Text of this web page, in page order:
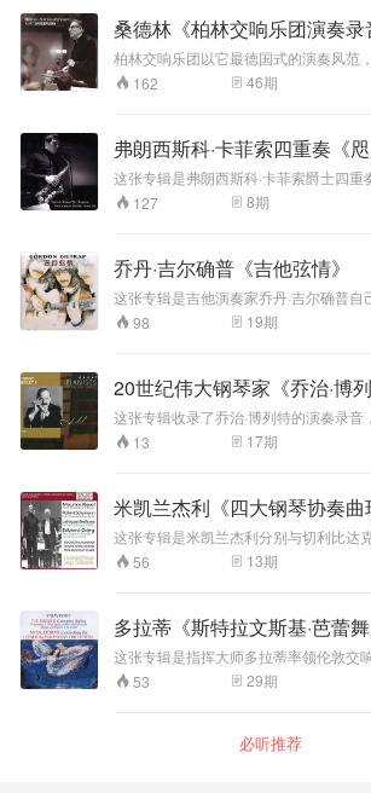
背。蒂博·考文才华横溢、年少有为，同
严肃清醒地做出正确的作品解读。蒂博·
此的得心应手，凭借出人意料的成熟度
证明了自己，一位技艺精湛的表演大师，
文的音乐无拘无束，饱满的情感和对生活
充盈其中，他对维瓦尔第作品的诠释尤
细腻、独到。
模拟母带均以24位/96kHz的技术加以数
处理，效果更胜以往，是回味当代名演的
择。 在这套合辑中，安娜·莫芙与多位歌手合作，
包含上个世代的男高音代表人物史帝法诺
吉与克劳斯。参与的指挥更包括莱布维兹
歌唱家，出生于宾夕法尼亚州，有意大
1950-60年代活跃于乐坛，因其歌声与
欢迎。好莱坞曾有意请她拍电影，但因
让她当修女而拒绝。1955年获得奖学金
斯塔夫》与《梦游女》的女主角，结果吸
扬，邀请她到萨尔兹堡音乐节合作《法
以及此剧的唱片录音。而卡拉丝演唱的
亚人》，也指定由她唱对手角色穆赛塔。
歌剧院首演《茶花女》之薇奥丽塔一角大
功，并因此与剧团展开长期合作，而当
退休时，也是选择此角色告别舞台。
年之间，在意大利当地的电视台担任主播
芙的歌声柔和恬淡、用情真挚、细腻而温
于乐曲中的抒情性控制得宜，由内而外
雅高贵的气息。与戏剧性的作品相比，
演唱抒情的作品。莫芙的嗓音低沉丰满、
线条明晰匀称。虽然音量不大，但音色
她敏捷的花腔技术使她能胜任露契亚这样
度唱段。她与男高图克和男中音梅里尔
的《茶花女》以她赋予主人公细腻感伤的
今仍为人们称道。莫芙演唱的音质纯净清
条明晰匀称，音量不大，却充盈着极强的
桑德林《柏林交响乐团演奏录
柏林交响乐团以它最德国式的演奏风范，
化的演奏热情以及全体团员德国式的合作
年获得了音乐界同仁和广大观众的赞许和
交响乐团持着长期的合作演出。
162 46期
弗朗西斯科·卡菲索四重奏《
堂》
这张专辑是弗朗西斯科·卡菲索爵士四重
1月在罗马录制的，由Francesco Cafiso
奏中音萨克斯、Andrea Pozza演奏钢琴
弗朗西斯科·卡菲索（Francesco Cafiso
中音萨克斯演奏家，1989年5月24日出生
里岛的维多利亚。他是爵士史上最早熟的
一。弗朗西斯科只有九岁那年，他与国际
乐家合作迈出了第一步。2002年7月举行
事业至关重要。马尔萨里斯带着弗朗西
洲最大城市的著名剧院里演出。从那时起
西斯科在意大利和国外经历了一系列重
历。他赢得了各种重要的奖项：纽约的国
奥尔良，与许多当地重要音乐家一起演
127 8期
乔丹·吉尔确普《吉他弦情》
这张专辑是吉他演奏家乔丹·吉尔确普自
录的第一张唱片，完全是“自传”性的专辑
吉他爱家喜欢品聆一把吉他的“清弹”，可
自己演奏，自己撰写唱片文稿，用琴声
发心声，很适合吉他爱好者的口味。听
片，可以先凭自己的“听功”，按顺序欣赏
按“文”索骥，依乔丹·吉尔确普的引语踏上
的吉他音乐之旅。熟悉几遍之后，当你闭
98 19期
20世纪伟大钢琴家《乔治·博
(2)》
这张专辑收录了乔治·博列特的演奏录音
斯特创作和改编的作品。博列特对钢琴的
柔顺、丰富的音色结合清楚阐释作品结构
念与欣赏博列特在Decca录制的李斯特作
有些分歧，而博列特在世界著名音乐厅
演出，特别是现场演奏李斯特作品时，比
重视塑造音乐气氛。博列特在唱片上的表
现场演出较为克制，就如博列特所言，现
但是博列特有时候会重视李斯特音乐中
现更基于诗意也是公认的事实，有时候他
会因为纵容技巧而完全失去诗意。
13 17期
米凯兰杰利《四大钢琴协奏曲
音集》
这张专辑是米凯兰杰利分别与切利比达克
慕尼黑爱乐乐团、法国国家交响乐团、斯
广播交响乐团合作，演奏贝多芬、拉威尔
个录音都是米凯兰杰利与切利比达克的
场录音，两位当代的音乐大师在此闪耀
光芒，让人叹为观止。 拉威尔《G大调钢琴协奏
曲》（1992年4月现场）米凯兰杰利晚年
威尔的标杆现场，冷冽剔透的钢琴音色完
56 13期
多拉蒂《斯特拉文斯基·芭蕾
鸟》
这张专辑是指挥大师多拉蒂率领伦敦交响
演奏斯特拉文斯基的管弦乐曲《焰火》、
剧《火鸟》、交响诗《夜莺之歌》等名作
年前的录音，但其音效仍会让现在的许
然失色，它不但曾是TAS榜上发烧片，演
53 29期
必听推荐